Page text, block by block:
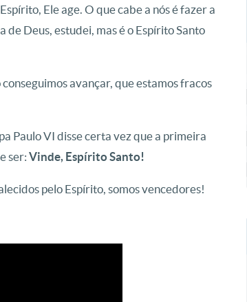
Ele age. O que cabe a nós é fazer a
Deus, estudei, mas é o Espírito Santo
avançar, que estamos fracos
Paulo VI disse certa vez que a primeira
ser: Vinde, Espírito Santo!
pelo Espírito, somos vencedores!